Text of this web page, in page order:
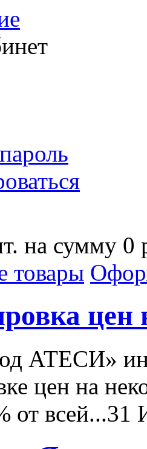
на сумму 0
товары
цен
АТЕСИ»
цен на
от всей...31